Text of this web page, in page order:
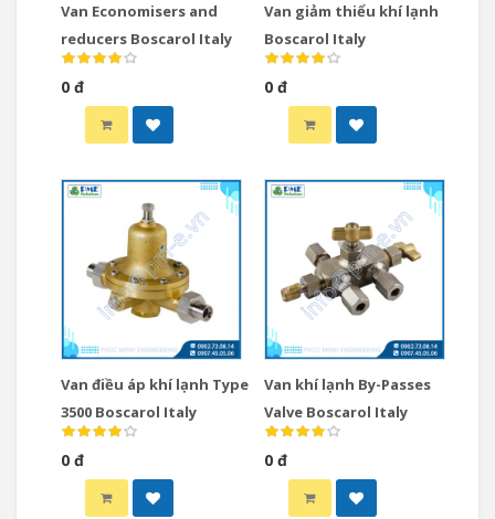
Van Economisers and
reducers Boscarol Italy
0 đ
Van giảm thiểu khí lạnh
Boscarol Italy
0 đ
Van điều áp khí lạnh Type
3500 Boscarol Italy
0 đ
Van khí lạnh By-Passes
Valve Boscarol Italy
0 đ